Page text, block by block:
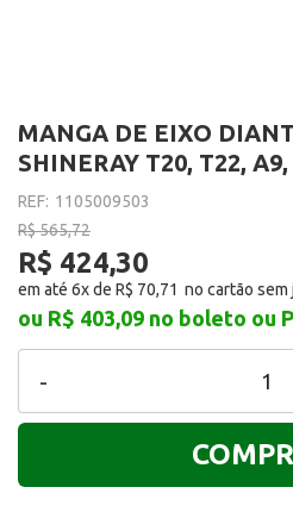
MANGA DE EIXO DIANT
SHINERAY T20, T22,
REF: 1105009503
R$ 565,72
R$ 424,30
em até 6x de R$ 70,71
ou R$ 403,09 no boleto ou
-